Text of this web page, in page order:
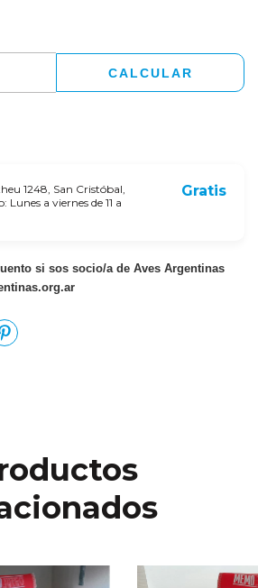
CALCULAR
1248, San Cristóbal,
a viernes de 11 a
Gratis
si sos socio/a de Aves Argentinas